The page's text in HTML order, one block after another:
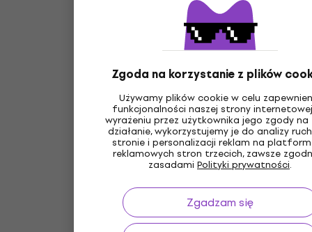
Zgoda na korzystanie z plików
Używamy plików cookie w celu
funkcjonalności naszej strony
wyrażeniu przez użytkownika jego zgody
działanie, wykorzystujemy je do analizy
stronie i personalizacji reklam na
reklamowych stron trzecich, zawsze
zasadami Polityki prywatności.
Zgadzam się